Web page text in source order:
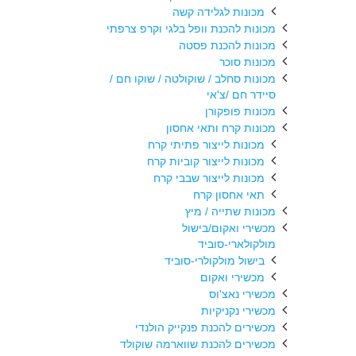
מכונות לגלידה קשה
מכונות להכנת וופל בלגי וקרפ צרפתי
מכונות להכנת פסטה
מכונות סוכר
מכונות סחלב / שוקולטה / שוקו חם /
סיידר חם /צ'אי
מכונות פופקורן
מכונות קרח ותאי אחסון
מכונות לייצור פתיתי קרח
מכונות לייצור קוביות קרח
מכונות לייצור שבבי קרח
תאי אחסון קרח
מכונות שתייה / מיץ
מכשירי ואקום/בישול
מולקולארי-סוביד
בישול מולקולרי-סוביד
מכשירי ואקום
מכשירי נאצ'וס
מכשירי נקניקיות
מכשירים להכנת פנקייק הולנדי
מכשירים להכנת שווארמה שוקולד